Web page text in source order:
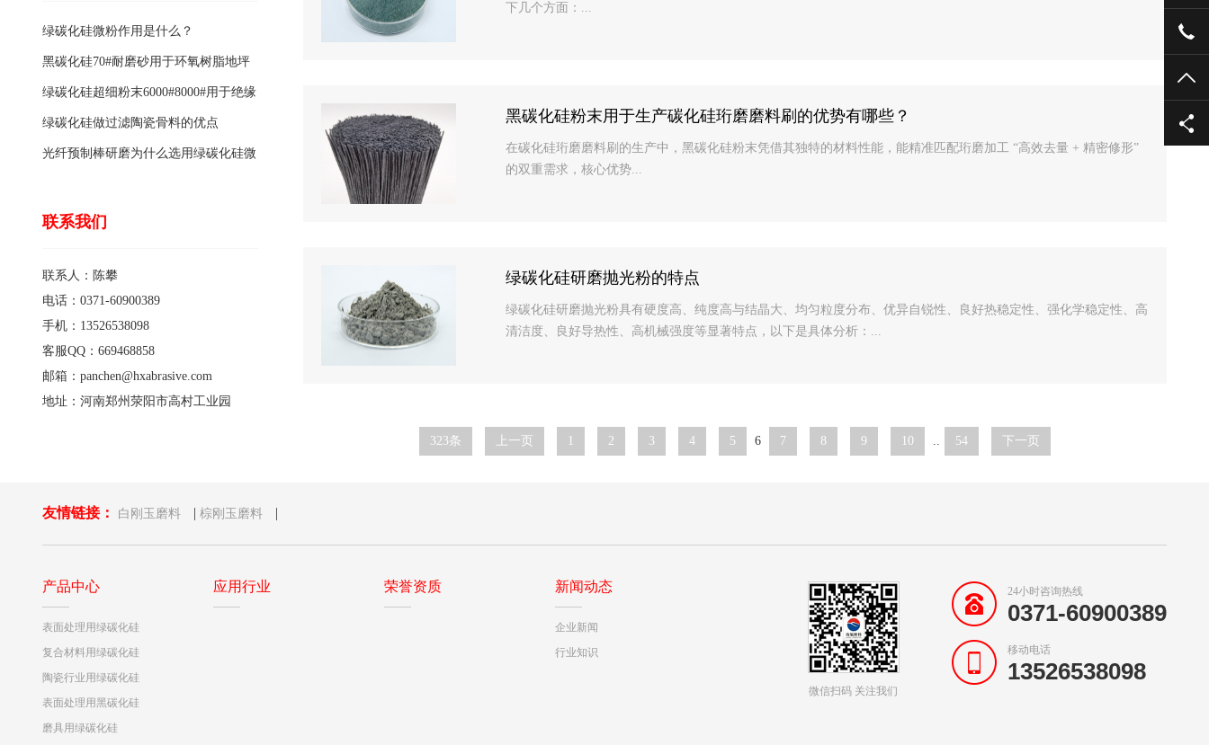
绿碳化硅微粉作用是什么？
黑碳化硅70#耐磨砂用于环氧树脂地坪
骨料的特点有哪些？
绿碳化硅超细粉末6000#8000#用于绝缘
涂料的优点
绿碳化硅做过滤陶瓷骨料的优点
光纤预制棒研磨为什么选用绿碳化硅微
联系我们
联系人：陈攀
电话：0371-60900389
手机：13526538098
客服QQ：669468858
邮箱：panchen@hxabrasive.com
地址：河南郑州荥阳市高村工业园
下几个方面：...
黑碳化硅粉末用于生产碳化硅珩磨磨料刷的优势有哪些？
在碳化硅珩磨磨料刷的生产中，黑碳化硅粉末凭借其独特的材料性能，能精准匹配珩磨加工 “高效去量 + 精密修形”
的双重需求，核心优势...
绿碳化硅研磨抛光粉的特点
绿碳化硅研磨抛光粉具有硬度高、纯度高与结晶大、均匀粒度分布、优异自锐性、良好热稳定性、强化学稳定性、高
清洁度、良好导热性、高机械强度等显著特点，以下是具体分析：...
323条 上一页 1 2 3 4 5 6 7 8 9 10 .. 54 下一页
友情链接： 白刚玉磨料 | 棕刚玉磨料 |
产品中心
表面处理用绿碳化硅
复合材料用绿碳化硅
陶瓷行业用绿碳化硅
表面处理用黑碳化硅
磨具用绿碳化硅
应用行业 荣誉资质 新闻动态
企业新闻
行业知识
微信扫码 关注我们
24小时咨询热线
0371-60900389
移动电话
13526538098